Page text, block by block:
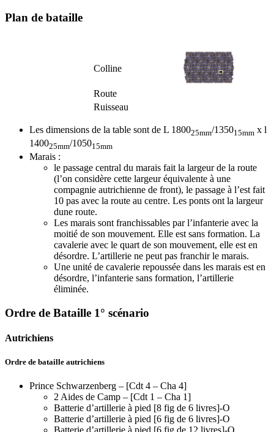
Plan de bataille
Colline
Route
Ruisseau
Les dimensions de la table sont de L 180025mm/135015mm x l
140025mm/105015mm
Marais :
le passage central du marais fait la largeur de la route
(l’on considère cette largeur équivalente à une
compagnie autrichienne de front), le passage à l’est fait
10 pas avec la route au centre. Les ponts ont la largeur
dune route.
Les marais sont franchissables par l’infanterie avec la
moitié de son mouvement. Elle est sans formation. La
cavalerie avec le quart de son mouvement, elle est en
désordre. L’artillerie ne peut pas franchir le marais.
Une unité de cavalerie repoussée dans les marais est en
désordre, l’infanterie sans formation, l’artillerie
éliminée.
Ordre de Bataille 1° scénario
Autrichiens
Ordre de bataille autrichiens
Prince Schwarzenberg – [Cdt 4 – Cha 4]
2 Aides de Camp – [Cdt 1 – Cha 1]
Batterie d’artillerie à pied [8 fig de 6 livres]-O
Batterie d’artillerie à pied [6 fig de 6 livres]-O